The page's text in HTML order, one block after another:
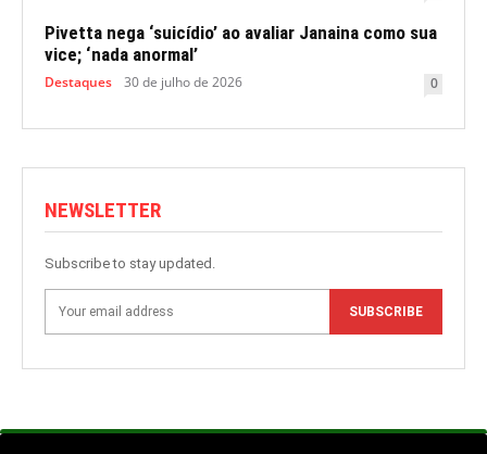
Pivetta nega ‘suicídio’ ao avaliar Janaina como sua
vice; ‘nada anormal’
Destaques 30 de julho de 2026 0
NEWSLETTER
Subscribe to stay updated.
SUBSCRIBE